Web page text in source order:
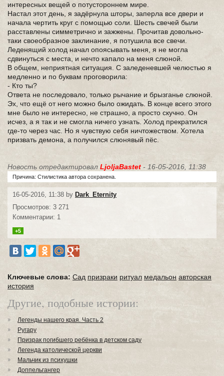
интересных вещей о потустороннем мире.
Настал этот день, я задёрнула шторы, заперла все двери и
начала чертить круг с помощью соли. Шесть свечей были
расставлены симметрично и зажжены. Прочитав довольно-
таки своеобразное заклинание, я потушила все свечи.
Леденящий холод начал опоясывать меня, я не могла
сдвинуться с места, и нечто капало на меня слюной.
В общем, неприятная ситуация. С заледеневшей челюстью я
медленно и по буквам проговорила:
- Кто ты?
Ответа не последовало, только рычание и брызганье слюной.
Эх, что ещё от него можно было ожидать. В конце всего этого
мне было не интересно, не страшно, а просто скучно. Он
исчез, а я так и не смогла ничего узнать. Холод прекратился
где-то через час. Но я чувствую себя ничтожеством. Хотела
призвать демона, а получился слюнявый пёс.
Новость отредактировал LjoljaBastet - 16-05-2016, 11:38
Причина: Стилистика автора сохранена.
16-05-2016, 11:38 by Dark_Eternity
Просмотров: 3 271
Комментарии: 1
+5
Ключевые слова: Сад призраки ритуал медальон авторская
история
Другие, подобные истории:
Легенды нашего края. Часть 2
Ругару
Призрак погибшего ребёнка в детском саду
Легенда католической церкви
Мальчик из психушки
Доппельгангер